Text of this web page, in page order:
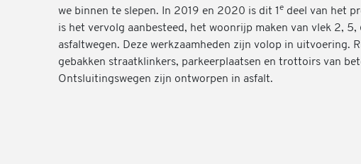
we binnen te slepen. In 2019 en 2020 is dit 1e deel van het
is het vervolg aanbesteed, het woonrijp maken van vlek 2, 5,
asfaltwegen. Deze werkzaamheden zijn volop in uitvoering.
gebakken straatklinkers, parkeerplaatsen en trottoirs van
Ontsluitingswegen zijn ontworpen in asfalt.